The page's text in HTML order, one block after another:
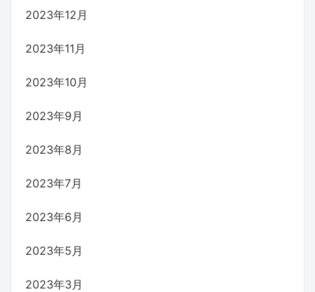
2023年12月
2023年11月
2023年10月
2023年9月
2023年8月
2023年7月
2023年6月
2023年5月
2023年3月